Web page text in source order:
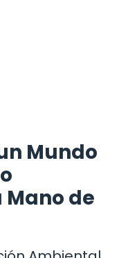
Mundo
de